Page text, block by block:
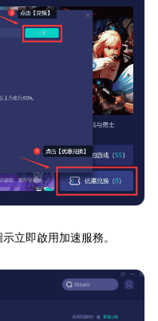
立即啟用加速服務。